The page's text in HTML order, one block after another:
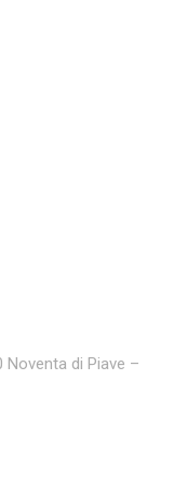
Noventa di Piave –